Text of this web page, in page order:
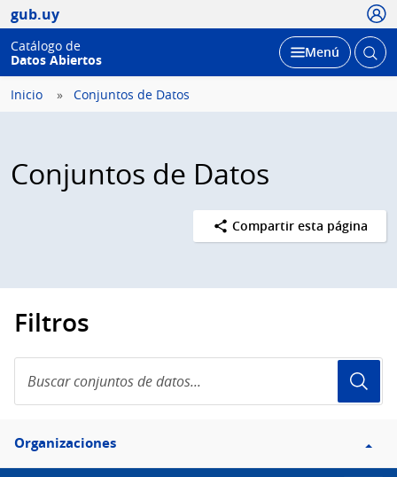
gub.uy
Catálogo de
Datos Abiertos
Desplegar
Menú Abrir
Inicio Conjuntos de Datos
Conjuntos de Datos
Compartir esta página
Filtros
conjuntos
de
Filtro
Organizaciones
Organizaciones